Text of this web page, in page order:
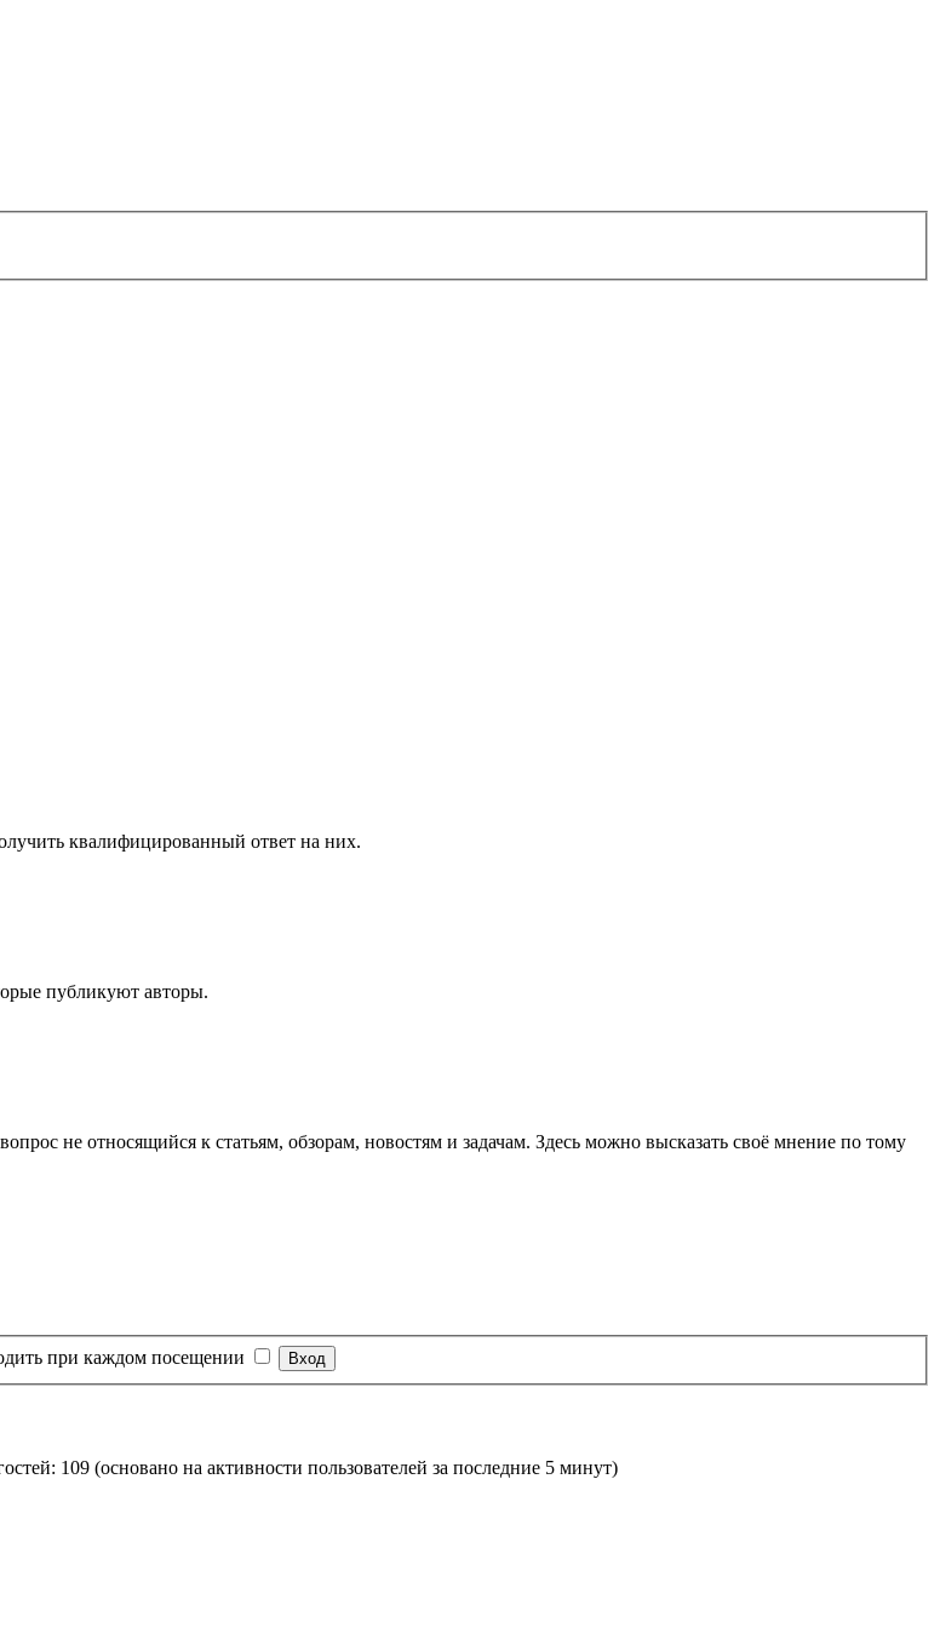
квалифицированный ответ на них.
публикуют авторы.
не относящийся к статьям, обзорам, новостям и задачам. Здесь можно высказать своё мнение по тому
при каждом посещении
109 (основано на активности пользователей за последние 5 минут)